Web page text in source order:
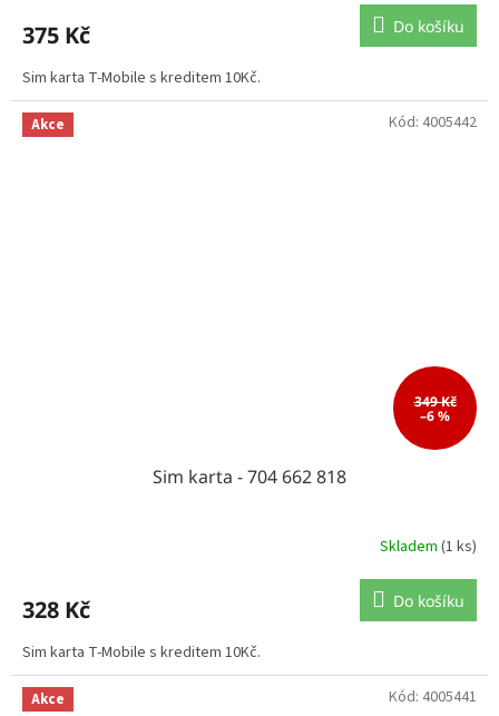
375 Kč Do košíku
Sim karta T-Mobile s kreditem 10Kč.
Akce
349 Kč
–6 %
Sim karta - 704 662 818
Skladem (1 ks)
328 Kč Do košíku
Sim karta T-Mobile s kreditem 10Kč.
Kód: 4005442
Akce Kód: 4005441